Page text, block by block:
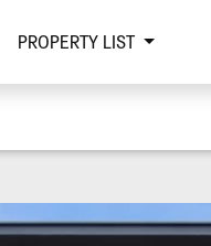
PROPERTY LIST